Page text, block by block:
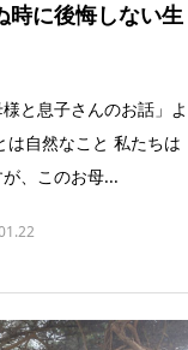
に後悔しない生
と息子さんのお話」よ
は自然なこと 私たちは
、このお母...